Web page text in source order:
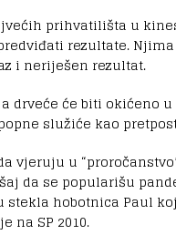
prihvatilišta u
rezultate.
i neriješen rezultat.
drveće će biti okićeno
služiće kao
vjeruju u
da se popularišu
hobotnica Paul
na SP 2010.